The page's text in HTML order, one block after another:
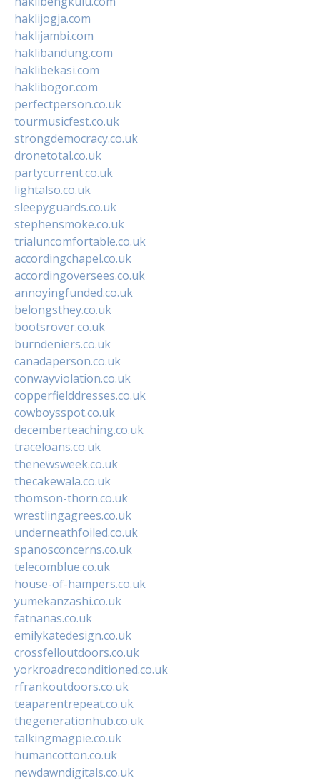
haklijogja.com
haklijambi.com
haklibandung.com
haklibekasi.com
haklibogor.com
perfectperson.co.uk
tourmusicfest.co.uk
strongdemocracy.co.uk
dronetotal.co.uk
partycurrent.co.uk
lightalso.co.uk
sleepyguards.co.uk
stephensmoke.co.uk
trialuncomfortable.co.uk
accordingchapel.co.uk
accordingoversees.co.uk
annoyingfunded.co.uk
belongsthey.co.uk
bootsrover.co.uk
burndeniers.co.uk
canadaperson.co.uk
conwayviolation.co.uk
copperfielddresses.co.uk
cowboysspot.co.uk
decemberteaching.co.uk
traceloans.co.uk
thenewsweek.co.uk
thecakewala.co.uk
thomson-thorn.co.uk
wrestlingagrees.co.uk
underneathfoiled.co.uk
spanosconcerns.co.uk
telecomblue.co.uk
house-of-hampers.co.uk
yumekanzashi.co.uk
fatnanas.co.uk
emilykatedesign.co.uk
crossfelloutdoors.co.uk
yorkroadreconditioned.co.uk
rfrankoutdoors.co.uk
teaparentrepeat.co.uk
thegenerationhub.co.uk
talkingmagpie.co.uk
humancotton.co.uk
newdawndigitals.co.uk